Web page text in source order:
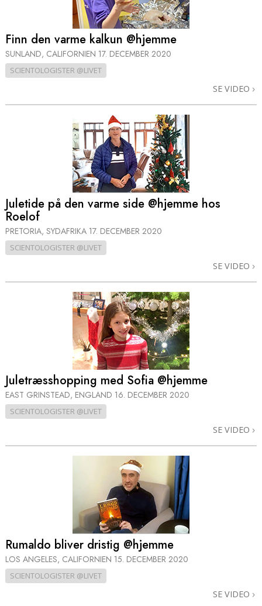
Finn den varme kalkun @hjemme
SUNLAND, CALIFORNIEN 17. DECEMBER 2020
SCIENTOLOGISTER @LIVET
SE VIDEO
Juletide på den varme side @hjemme hos
Roelof
PRETORIA, SYDAFRIKA 17. DECEMBER 2020
SCIENTOLOGISTER @LIVET
SE VIDEO
Juletræsshopping med Sofia @hjemme
EAST GRINSTEAD, ENGLAND 16. DECEMBER 2020
SCIENTOLOGISTER @LIVET
SE VIDEO
Rumaldo bliver dristig @hjemme
LOS ANGELES, CALIFORNIEN 15. DECEMBER 2020
SCIENTOLOGISTER @LIVET
SE VIDEO